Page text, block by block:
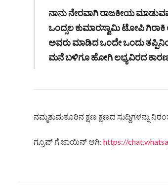
ನಾನು ನೇರವಾಗಿ ರಾಜಕೀಯ
ಒಂದ್ಸಲ ಕುಮಾರಸ್ವಾಮಿ ಟೋಪಿ ಗಿರಾಕಿ
ಅವರು ಮಾಡಿದ ಒಂದೇ ಒಂದು
ಮನೆ ಬಳಿಗೂ ಹೋಗಿ ಲಭ್ಯವಿರದ ಕಾರಣ
ನಮ್ಮತುಮಕೂರಿನ ಕ್ಷಣ ಕ್ಷಣದ ಸುದ್ದಿಗಳನ್ನು
ಗ್ರೂಪ್ ಗೆ ಜಾಯಿನ್ ಆಗಿ: https://